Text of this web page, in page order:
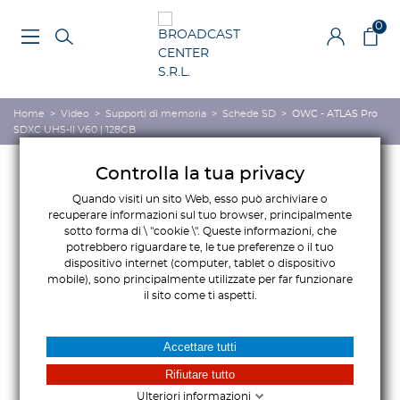
0
Home > Video > Supporti di memoria > Schede SD > OWC - ATLAS Pro
SDXC UHS-II V60 | 128GB
Controlla la tua privacy
Quando visiti un sito Web, esso può archiviare o
recuperare informazioni sul tuo browser, principalmente
sotto forma di \ "cookie \". Queste informazioni, che
potrebbero riguardare te, le tue preferenze o il tuo
dispositivo internet (computer, tablet o dispositivo
mobile), sono principalmente utilizzate per far funzionare
il sito come ti aspetti.
Ulteriori informazioni
Accettare tutti
Rifiutare tutto